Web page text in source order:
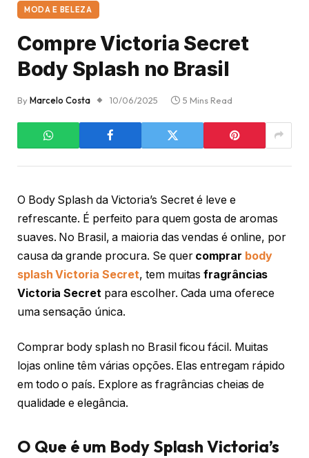
MODA E BELEZA
Compre Victoria Secret
Body Splash no Brasil
ByMarcelo Costa 10/06/2025 5 Mins Read
O Body Splash da Victoria’s Secret é leve e
refrescante. É perfeito para quem gosta de aromas
suaves. No Brasil, a maioria das vendas é online, por
causa da grande procura. Se quer comprar body
splash Victoria Secret, tem muitasfragrâncias
Victoria Secret para escolher. Cada uma oferece
uma sensação única.
Comprar body splash no Brasil ficou fácil. Muitas
lojas online têm várias opções. Elas entregam rápido
em todo o país. Explore as fragrâncias cheias de
qualidade e elegância.
O Que é um Body Splash Victoria’s